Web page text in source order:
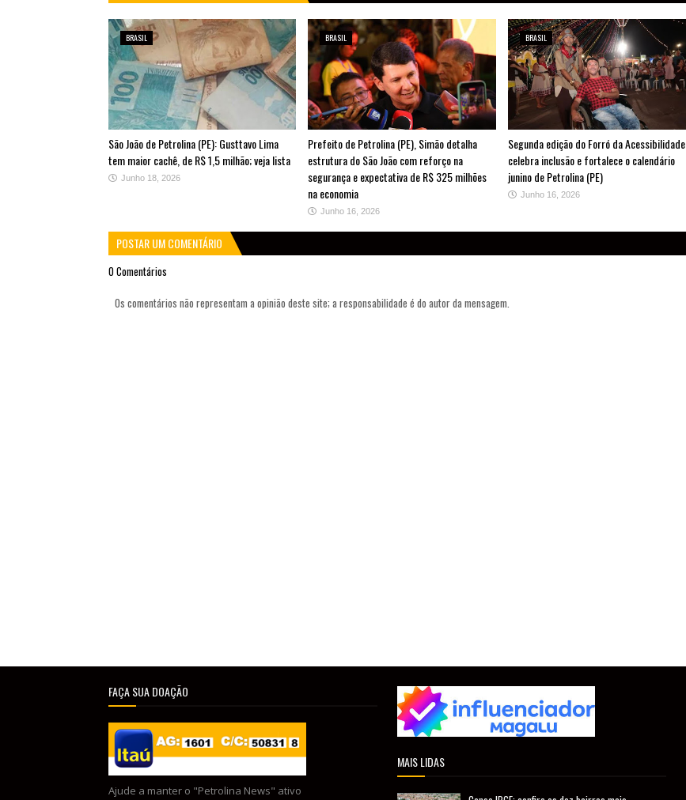
BRASIL
São João de Petrolina (PE): Gusttavo Lima
tem maior cachê, de R$ 1,5 milhão; veja lista
Junho 18, 2026
BRASIL
Prefeito de Petrolina (PE), Simão detalha
estrutura do São João com reforço na
segurança e expectativa de R$ 325 milhões
na economia
Junho 16, 2026
BRASIL
Segunda edição do Forró da Acessibilidade
celebra inclusão e fortalece o calendário
junino de Petrolina (PE)
Junho 16, 2026
POSTAR UM COMENTÁRIO
0 Comentários
Os comentários não representam a opinião deste site; a responsabilidade é do autor da mensagem.
FAÇA SUA DOAÇÃO
Ajude a manter o "Petrolina News" ativo
MAIS LIDAS